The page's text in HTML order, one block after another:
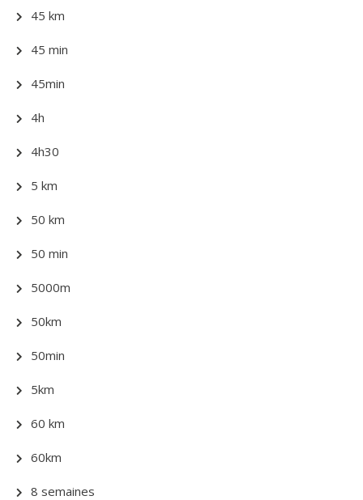
45 km
45 min
45min
4h
4h30
5 km
50 km
50 min
5000m
50km
50min
5km
60 km
60km
8 semaines